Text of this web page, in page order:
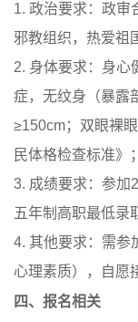
1. 政治要求：政审
邪教组织，热爱祖
2. 身体要求：身心
症，无纹身（暴露
≥150cm；双眼裸
民体格检查标准》；
3. 成绩要求：参加
五年制高职最低录
4. 其他要求：需参
心理素质），自愿
四、报名相关